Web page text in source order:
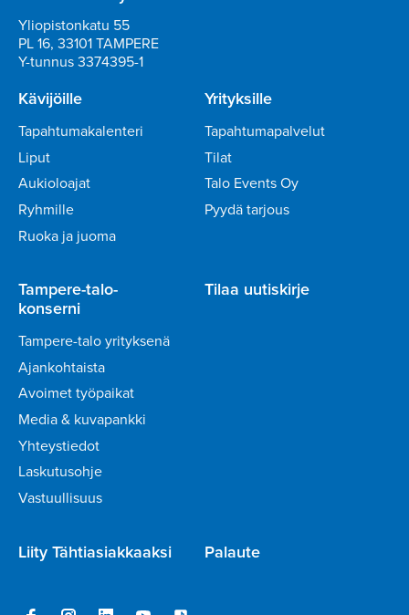
Yliopistonkatu 55
PL 16, 33101 TAMPERE
Y-tunnus 3374395-1
Kävijöille
Tapahtumakalenteri
Liput
Aukioloajat
Ryhmille
Ruoka ja juoma
Yrityksille
Tapahtumapalvelut
Tilat
Talo Events Oy
Pyydä tarjous
Tampere-talo-
konserni
Tampere-talo yrityksenä
Ajankohtaista
Avoimet työpaikat
Media & kuvapankki
Yhteystiedot
Laskutusohje
Vastuullisuus
Tilaa uutiskirje
Liity Tähtiasiakkaaksi Palaute